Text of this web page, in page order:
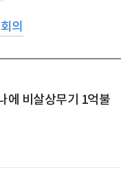
의
에 비살상무기 1억불